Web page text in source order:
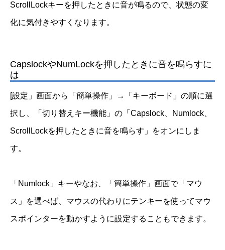
ScrollLockキーを押したときに音が鳴るので、状態の変
化に気付きやすくなります。
CapslockやNumLockを押したときに音を鳴らすに
は
[設定」画面から「簡単操作」→「キーボード」の順に選
択し、「切り替えキー機能」の「Capslock、Numlock、
ScrollLockを押したときに音を鳴らす」をオンにしま
す。
「Numlock」キーやなお、「簡単操作」画面で「マウ
ス」を選べば、マウスの代わりにテンキーを使ってマウ
スポインターを動かすように設定することもできます。